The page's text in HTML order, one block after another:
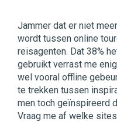
Jammer dat er niet
wordt tussen online
reisagenten. Dat 38%
gebruikt verrast me
wel vooral offline
te trekken tussen
men toch geïnspireerd
Vraag me af welke